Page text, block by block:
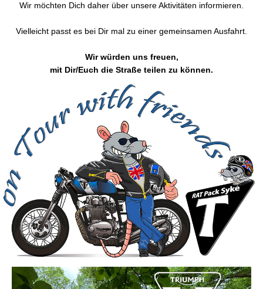
Wir möchten Dich daher über unsere Aktivitäten informieren.
Vielleicht passt es bei Dir mal zu einer gemeinsamen Ausfahrt.
Wir würden uns freuen,
mit Dir/Euch die Straße teilen zu können.